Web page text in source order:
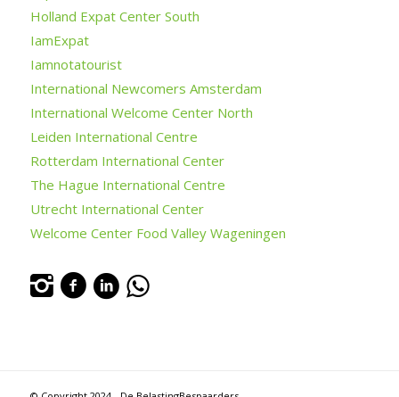
Holland Expat Center South
IamExpat
Iamnotatourist
International Newcomers Amsterdam
International Welcome Center North
Leiden International Centre
Rotterdam International Center
The Hague International Centre
Utrecht International Center
Welcome Center Food Valley Wageningen